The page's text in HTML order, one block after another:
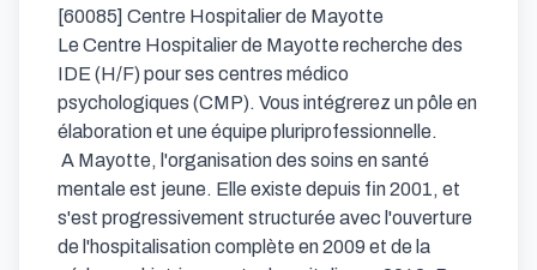
[60085] Centre Hospitalier de Mayotte
Le Centre Hospitalier de Mayotte recherche des
IDE (H/F) pour ses centres médico
psychologiques (CMP). Vous intégrerez un pôle en
élaboration et une équipe pluriprofessionnelle.
mentale est jeune. Elle existe depuis fin 2001, et
s'est progressivement structurée avec l'ouverture
de l'hospitalisation complète en 2009 et de la